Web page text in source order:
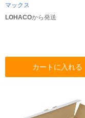
マックス
LOHACOから発送
カートに入れる